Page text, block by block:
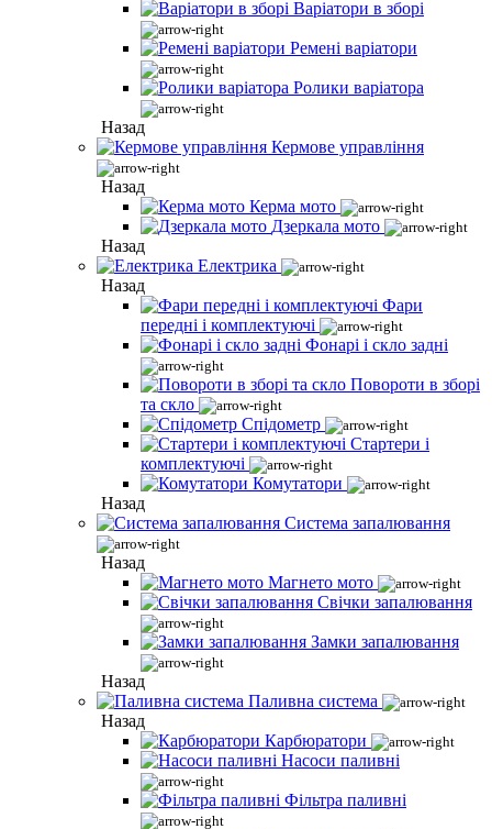
Варіатори в зборі
Ремені варіатори
Ролики варіатора
Назад
Кермове управління
Назад
Керма мото
Дзеркала мото
Назад
Електрика
Назад
Фари
передні і комплектуючі
Фонарі і скло задні
Повороти в зборі
та скло
Спідометр
Стартери і
комплектуючі
Комутатори
Назад
Система запалювання
Назад
Магнето мото
Свічки запалювання
Замки запалювання
Назад
Паливна система
Назад
Карбюратори
Насоси паливні
Фільтра паливні